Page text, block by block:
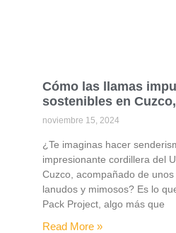
Cómo las llamas
sostenibles en
noviembre 15, 2024
¿Te imaginas hacer
impresionante cordillera del
Cuzco, acompañado de unos
lanudos y mimosos? Es lo
Pack Project, algo más que
Read More »